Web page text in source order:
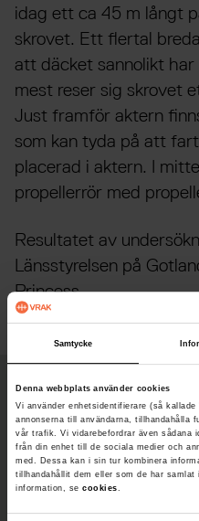
Samtycke
Denna webbplats använder cookies
Vi använder enhetsidentifierare (så
annonserna till användarna, tillhandahålla
vår trafik. Vi vidarebefordrar även sådana
från din enhet till de sociala medier och
med. Dessa kan i sin tur kombinera
tillhandahållit dem eller som de har
information, secookies.
idag ett ca 45 m långt
skrovet. Ett flertal
att däcket sannolikt
mest reser sig skrovet
Just framför aktern
som kan tyda på att
placerad i aktern. I
propellerrör med
Resultatet av
Länsstyrelsen på
Princess.
Fakta
Djup
18 - 21 meter
Byggd